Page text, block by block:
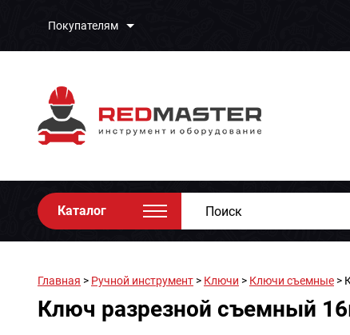
Покупателям
Каталог
Главная > Ручной инструмент > Ключи > Ключи съемные >
Ключ разрезной съемный